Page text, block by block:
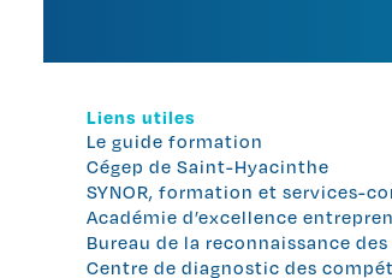
Liens utiles
Le guide formation
Cégep de Saint-Hyacinthe
SYNOR, formation et services-
Académie d’excellence
Bureau de la reconnaissance
Centre de diagnostic des